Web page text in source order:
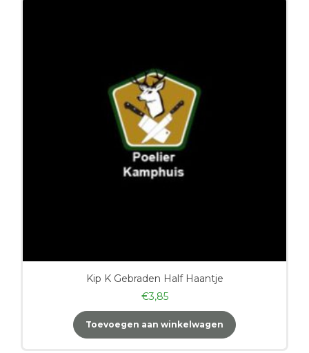
Kip K Gebraden Half Haantje
€3,85
Toevoegen aan winkelwagen